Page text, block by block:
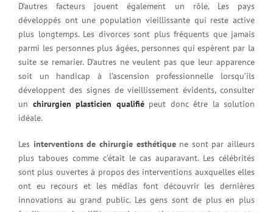
D’autres facteurs jouent également un rôle. Les pays
développés ont une population vieillissante qui reste active
plus longtemps. Les divorces sont plus fréquents que jamais
parmi les personnes plus âgées, personnes qui espèrent par la
suite se remarier. D’autres ne veulent pas que leur apparence
soit un handicap à l’ascension professionnelle lorsqu’ils
développent des signes de vieillissement évidents, consulter
un chirurgien plasticien qualifiépeut donc être la solution
idéale.
Les interventions de chirurgie esthétiquene sont par ailleurs
plus taboues comme c’était le cas auparavant. Les célébrités
sont plus ouvertes à propos des interventions auxquelles elles
ont eu recours et les médias font découvrir les dernières
innovations au grand public. Les gens sont de plus en plus